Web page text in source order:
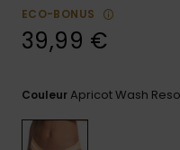
aux
ECO-BONUS
39,99 €
CouleurApricot Wash